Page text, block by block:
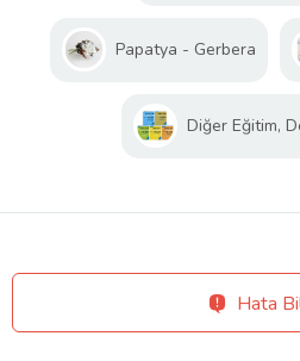
Papatya - Gerbera
Diğer Eğitim,
Hata